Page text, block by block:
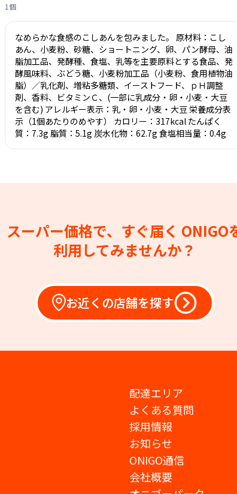
1個
なめらかな食感のこしあんを包みました。 原材料：こし
あん、小麦粉、砂糖、ショートニング、卵、パン酵母、油
脂加工品、発酵種、食塩、乳等を主要原料とする食品、発
酵風味料、ぶどう糖、小麦粉加工品（小麦粉、食用植物油
脂）／乳化剤、増粘多糖類、イーストフード、ｐＨ調整
剤、香料、ビタミンＣ、(一部に乳成分・卵・小麦・大豆
を含む) アレルギー表示：乳・卵・小麦・大豆 栄養成分表
示（1個あたりのめやす） カロリー：317kcal たんぱく
質：7.3g 脂質：5.1g 炭水化物：62.7g 食塩相当量：0.4g
スーパー価格で、すぐ届く ONIGO
利用してみませんか？
お近くの店舗を探す
配達エリア
よくある質問
採用情報
お知らせ
ONIGO通信
会社概要